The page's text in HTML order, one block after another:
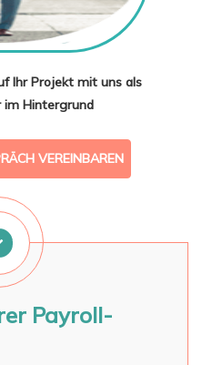
Ihr Projekt mit uns als
Hintergrund
VEREINBAREN
Payroll-